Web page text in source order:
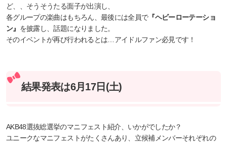
ど、、そうそうたる面子が出演し、
各グループの楽曲はもちろん、最後には全員で『ヘビーローテーショ
ン』 を披露し、話題になりました。
そのイベントが再び行われるとは…アイドルファン必見です！
結果発表は6月17日(土)
AKB48選抜総選挙のマニフェスト紹介、いかがでしたか？
ユニークなマニフェストがたくさんあり、立候補メンバーそれぞれの